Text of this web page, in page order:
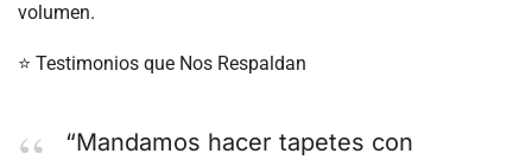
volumen.
⭐ Testimonios que Nos Respaldan
“Mandamos hacer tapetes con